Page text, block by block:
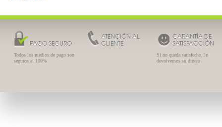
PAGO SEGURO
Todos los medios de pago son
seguros al 100%
ATENCIÓN AL
CLIENTE
GARANTÍA DE
SATISFACCIÓN
Si no queda satisfecho, le
devolvemos su dinero